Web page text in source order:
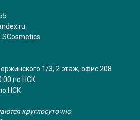
1/3, 2 этаж, офис 208
по НСК
НСК
круглосуточно